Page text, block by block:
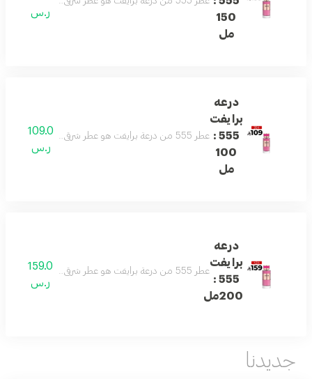
150
مل
ر.س
درعه
برايفت
555 :
100
مل
عطر 555 من درعة برايفت هو عطر شرقي جذاب يمزج بين الورد الدمشقي، الكراميل، العنبر، المسك، خشب الصندل والفانيليا. رائحة مغرية مع توازن فريد بين الانتعاش والدفء، مثالي لانطباع لا يُنسى.
109.0
ر.س
درعه
برايفت
555 :
200مل
عطر 555 من درعة برايفت هو عطر شرقي جذاب يمزج بين الورد الدمشقي، الكراميل، العنبر، المسك، خشب الصندل والفانيليا. رائحة مغرية مع توازن فريد بين الانتعاش والدفء، مثالي لانطباع لا يُنسى.
159.0
ر.س
جديدنا